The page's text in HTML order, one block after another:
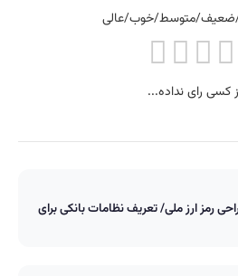
متوسط/خوب/عالی
کسی رای نداده...
رمز ارز ملی/ تعریف نظامات بانکی برای